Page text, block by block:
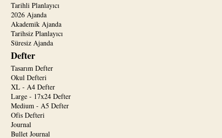
Tarihli Planlayıcı
2026 Ajanda
Akademik Ajanda
Tarihsiz Planlayıcı
Süresiz Ajanda
Defter
Tasarım Defter
Okul Defteri
XL - A4 Defter
Large - 17x24 Defter
Medium - A5 Defter
Ofis Defteri
Journal
Bullet Journal